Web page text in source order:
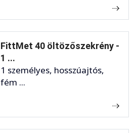
FittMet 40 öltözőszekrény -
1 ...
1 személyes, hosszúajtós,
fém ...